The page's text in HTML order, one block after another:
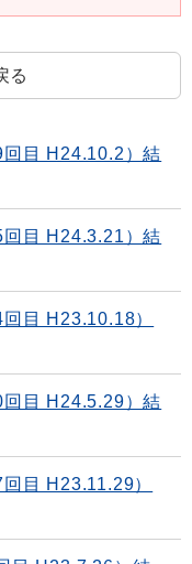
る
目 H24.10.2）結
目 H24.3.21）結
目 H23.10.18）
目 H24.5.29）結
目 H23.11.29）